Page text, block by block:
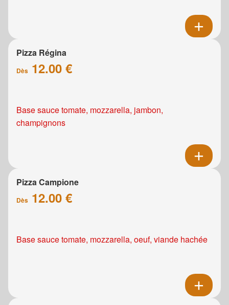
Pizza Régina
Dès 12.00 €
Base sauce tomate, mozzarella, jambon,
champignons
Pizza Campione
Dès 12.00 €
Base sauce tomate, mozzarella, oeuf, viande hachée